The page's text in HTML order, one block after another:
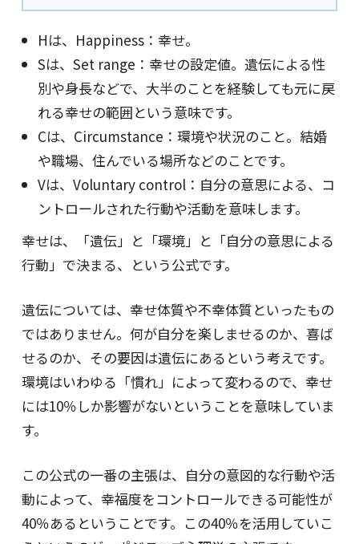
Hは、Happiness：幸せ。
Sは、Set range：幸せの設定値。遺伝による性
別や身長などで、大半のことを経験しても元に戻
れる幸せの範囲という意味です。
Cは、Circumstance：環境や状況のこと。結婚
や職場、住んでいる場所などのことです。
Vは、Voluntary control：自分の意思による、コ
ントロールされた行動や活動を意味します。
幸せは、「遺伝」と「環境」と「自分の意思による
行動」で決まる、という公式です。
遺伝については、幸せ体質や不幸体質といったもの
ではありません。何が自分を楽しませるのか、喜ば
せるのか、その要因は遺伝にあるという考えです。
環境はいわゆる「慣れ」によって変わるので、幸せ
には10％しか影響がないということを意味していま
す。
この公式の一番の主張は、自分の意図的な行動や活
動によって、幸福度をコントロールできる可能性が
40％あるということです。この40％を活用していこ